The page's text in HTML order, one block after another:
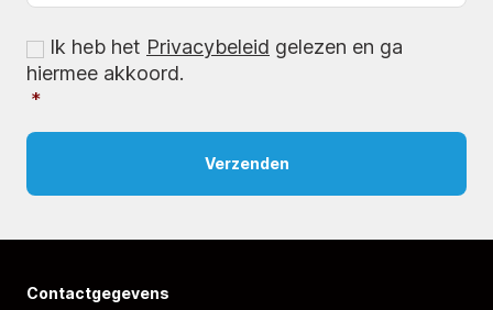
Consent *
Ik heb het Privacybeleid gelezen en ga
hiermee akkoord.
*
Contactgegevens